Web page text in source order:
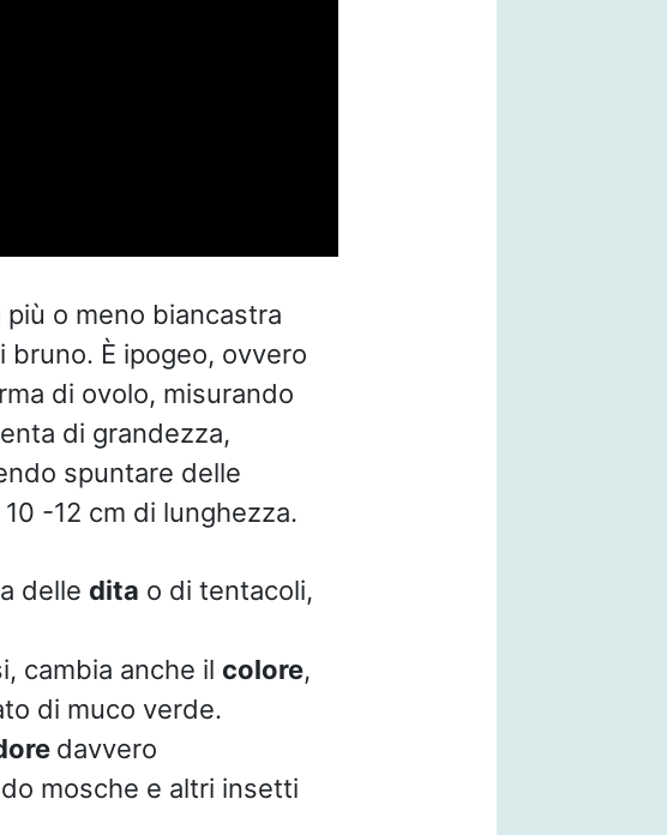
o meno biancastra
È ipogeo, ovvero
di ovolo, misurando
di grandezza,
spuntare delle
-12 cm di lunghezza.
delle dita o di tentacoli,
cambia anche il colore,
di muco verde.
davvero
mosche e altri insetti